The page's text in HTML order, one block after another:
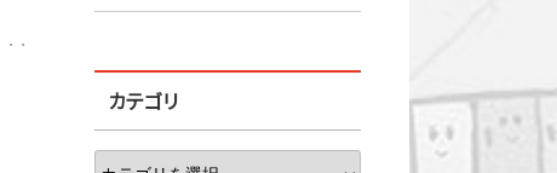
カテゴリ